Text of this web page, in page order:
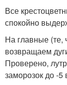
Все
спокойно
На главные (те,
возвращаем
Проверено,
заморозок до -5